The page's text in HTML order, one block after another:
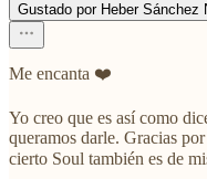
Gustado por Heber Sánchez
Me encanta ❤️
Yo creo que es así como
queramos darle. Gracias
cierto Soul también es de